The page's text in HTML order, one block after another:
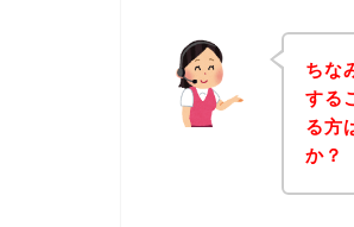
ちな
する
る方
か？